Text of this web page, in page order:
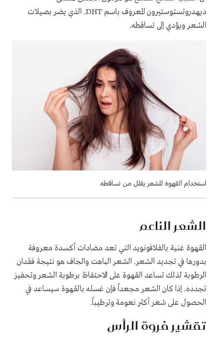
ديهدروتستوستيرون المعروف باسم DHT. الذي يضر بصيلات
الشعر ويؤدي إلى تساقطه.
استخدام القهوة للشعر يقلل من تساقطه
الشعر الناعم
القهوة غنية بالفلافونويد التي تعد مضادات أكسدة معروفة
بدورها في تجديد الشعر. الشعر الباهت والجاف هو نتيجة فقدان
الرطوبة لذلك تساعد القهوة على الاحتفاظ برطوبة الشعر وتحفيز
تجدده. إذا كان الشعر مجعداً فإن غسله بالقهوة سيساعد في
الحصول على شعر أكثر نعومة وترطيباً.
تقشير فروة الرأس